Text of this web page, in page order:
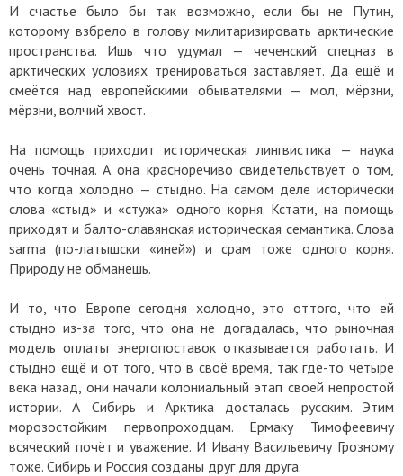
И счастье было бы так возможно, если бы не Путин,
которому взбрело в голову милитаризировать арктические
пространства. Ишь что удумал — чеченский спецназ в
арктических условиях тренироваться заставляет. Да ещё и
смеётся над европейскими обывателями — мол, мёрзни,
мёрзни, волчий хвост.
На помощь приходит историческая лингвистика — наука
очень точная. А она красноречиво свидетельствует о том,
что когда холодно — стыдно. На самом деле исторически
слова «стыд» и «стужа» одного корня. Кстати, на помощь
приходят и балто-славянская историческая семантика. Слова
sarma (по-латышски «иней») и срам тоже одного корня.
Природу не обманешь.
И то, что Европе сегодня холодно, это оттого, что ей
стыдно из-за того, что она не догадалась, что рыночная
модель оплаты энергопоставок отказывается работать. И
стыдно ещё и от того, что в своё время, так где-то четыре
века назад, они начали колониальный этап своей непростой
истории. А Сибирь и Арктика досталась русским. Этим
морозостойким первопроходцам. Ермаку Тимофеевичу
всяческий почёт и уважение. И Ивану Васильевичу Грозному
тоже. Сибирь и Россия созданы друг для друга.